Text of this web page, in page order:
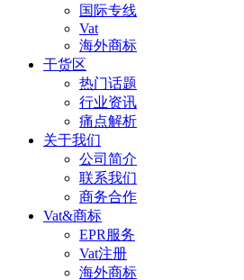
国际专线
Vat
海外商标
干货区
热门话题
行业资讯
痛点解析
关于我们
公司简介
联系我们
商务合作
Vat&商标
EPR服务
Vat注册
海外商标